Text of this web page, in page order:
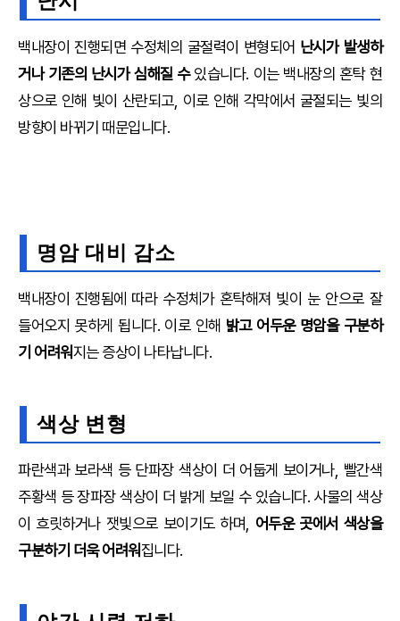
백내장이 진행되면 수정체의 굴절력이 변형되어 난시가 발생하
거나 기존의 난시가 심해질 수있습니다. 이는 백내장의 혼탁 현
상으로 인해 빛이 산란되고, 이로 인해 각막에서 굴절되는 빛의
방향이 바뀌기 때문입니다.
명암 대비 감소
백내장이 진행됨에 따라 수정체가 혼탁해져 빛이 눈 안으로 잘
들어오지 못하게 됩니다. 이로 인해 밝고 어두운 명암을 구분하
기 어려워지는 증상이 나타납니다.
색상 변형
파란색과 보라색 등 단파장 색상이 더 어둡게 보이거나, 빨간색
주황색 등 장파장 색상이 더 밝게 보일 수 있습니다. 사물의 색상
이 흐릿하거나 잿빛으로 보이기도 하며, 어두운 곳에서 색상을
구분하기 더욱 어려워집니다.